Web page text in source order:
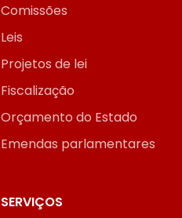
Comissões
Leis
Projetos de lei
Fiscalização
Orçamento do Estado
Emendas parlamentares
SERVIÇOS